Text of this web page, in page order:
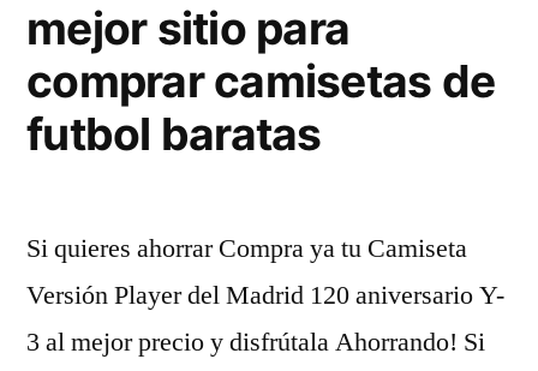
mejor sitio para
comprar camisetas de
futbol baratas
Si quieres ahorrar Compra ya tu Camiseta
Versión Player del Madrid 120 aniversario Y-
3 al mejor precio y disfrútala Ahorrando! Si